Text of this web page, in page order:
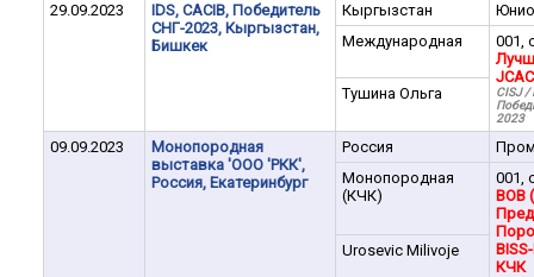
29.09.2023
IDS, CACIB, Победитель
СНГ-2023, Кыргызстан,
Бишкек
Кыргызстан
Международная
001,
CISJ
2023
Тушина Ольга
09.09.2023
Монопородная
выставка 'ООО 'РКК',
Россия, Екатеринбург
Россия
Монопородная
(КЧК)
001,
BOB
КЧК
Urosevic Milivoje